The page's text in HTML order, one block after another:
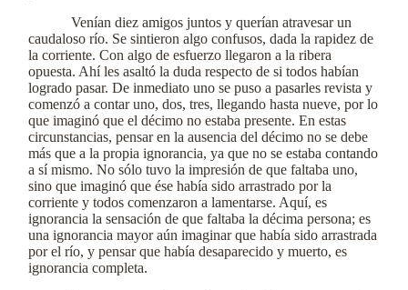
Venían diez amigos juntos y querían atravesar un
caudaloso río. Se sintieron algo confusos, dada la rapidez de
la corriente. Con algo de esfuerzo llegaron a la ribera
opuesta. Ahí les asaltó la duda respecto de si todos habían
logrado pasar. De inmediato uno se puso a pasarles revista y
comenzó a contar uno, dos, tres, llegando hasta nueve, por lo
que imaginó que el décimo no estaba presente. En estas
circunstancias, pensar en la ausencia del décimo no se debe
más que a la propia ignorancia, ya que no se estaba contando
a sí mismo. No sólo tuvo la impresión de que faltaba uno,
sino que imaginó que ése había sido arrastrado por la
corriente y todos comenzaron a lamentarse. Aquí, es
ignorancia la sensación de que faltaba la décima persona; es
una ignorancia mayor aún imaginar que había sido arrastrada
por el río, y pensar que había desaparecido y muerto, es
ignorancia completa.